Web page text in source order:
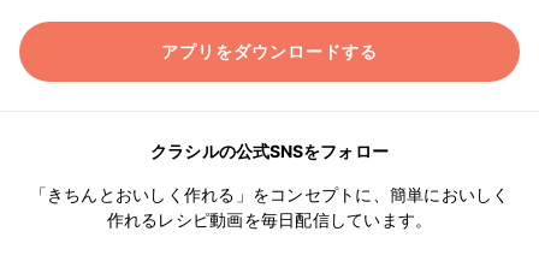
アプリをダウンロードする
クラシルの公式SNSをフォロー
「きちんとおいしく作れる」をコンセプトに、簡単においしく
作れるレシピ動画を毎日配信しています。